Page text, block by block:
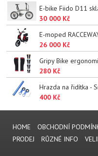
E-bike Fiido D11
30 000 Kč
E-moped
26 000 Kč
Gripy Bike
280 Kč
Hrazda na řidítka -
400 Kč
HOME OBCHODNÍ
PRODEJ
RŮZNÉ INFO